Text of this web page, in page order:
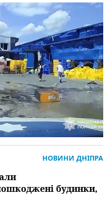
будинки,
НОВИНИ ДНІПРА